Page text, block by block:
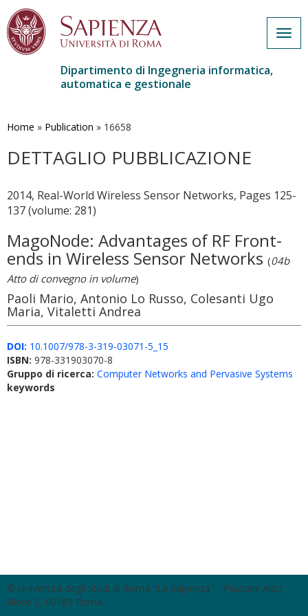
contenuto
Dipartimento di Ingegneria informatica,
automatica e gestionale
Home » Publication » 16658
DETTAGLIO PUBBLICAZIONE
2014, Real-World Wireless Sensor Networks, Pages 125-
137 (volume: 281)
MagoNode: Advantages of RF Front-
ends in Wireless Sensor Networks (04b
Atto di convegno in volume)
Paoli Mario, Antonio Lo Russo, Colesanti Ugo
Maria, Vitaletti Andrea
DOI: 10.1007/978-3-319-03071-5_15
ISBN: 978-331903070-8
Gruppo di ricerca: Computer Networks and Pervasive Systems
keywords
© Università degli Studi di Roma "La Sapienza" - Piazzale Aldo
Moro 5, 00185 Roma